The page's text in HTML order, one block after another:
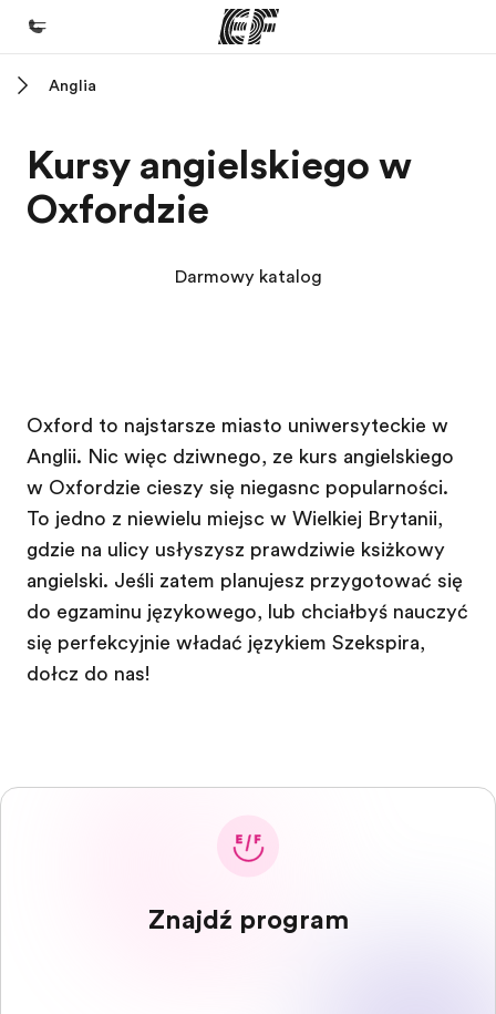
Nasze programy
Sprawdź naszą ofertę
Kariera
Dołącz do naszego zespołu
Anglia
Kursy angielskiego w
Oxfordzie
Darmowy katalog
Oxford to najstarsze miasto uniwersyteckie w
Anglii. Nic więc dziwnego, ze kurs angielskiego
w Oxfordzie cieszy się niegasnącą popularnością.
To jedno z niewielu miejsc w Wielkiej Brytanii,
gdzie na ulicy usłyszysz prawdziwie książkowy
angielski. Jeśli zatem planujesz przygotować się
do egzaminu językowego, lub chciałbyś nauczyć
się perfekcyjnie władać językiem Szekspira,
dołącz do nas!
Znajdź program